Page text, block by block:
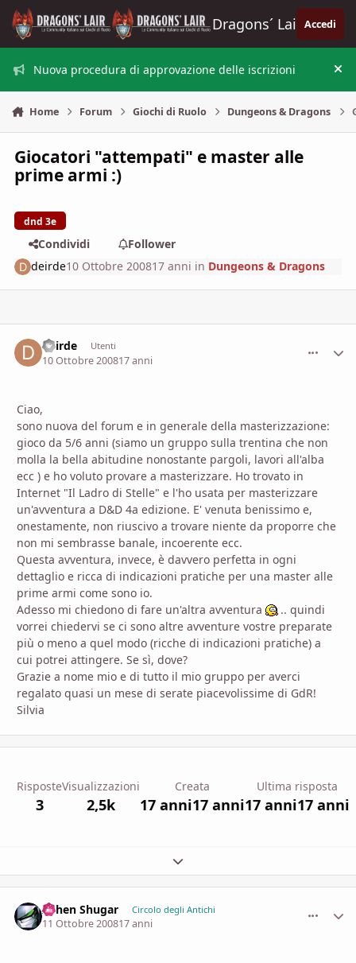
Vai al contenuto
Dragons´ Lair Accedi
Nuova procedura di approvazione delle iscrizioni
Home Forum Giochi di Ruolo Dungeons & Dragons
Giocatori "attempati" e master alle
prime armi :)
dnd 3e
Condividi
Follower
deirde10 Ottobre 200817 anni in Dungeons & Dragons
deirde Utenti
10 Ottobre 200817 anni
Ciao,
sono nuova del forum e in generale della masterizzazione:
gioco da 5/6 anni (siamo un gruppo sulla trentina che non
molla la bella abitudine nonostante pargoli, lavori all'alba
ecc ) e ho voluto provare a masterizzare. Ho trovato in
Internet "Il Ladro di Stelle" e l'ho usata per masterizzare
un'avventura a D&D 4a edizione. E' venuta benissimo e,
onestamente, non riuscivo a trovare niente da proporre che
non mi sembrasse banale, incoerente ecc.
Questa avventura, invece, è davvero perfetta in ogni
dettaglio e ricca di indicazioni pratiche per una master alle
prime armi come sono io.
Adesso mi chiedono di fare un'altra avventura
.. quindi
vorrei chiedervi se ci sono altre avventure vostre preparate
più o meno a quel modo (ricche di indicazioni pratiche) a
cui potrei attingere. Se sì, dove?
Grazie a nome mio e di tutto il mio gruppo per averci
regalato quasi un mese di serate piacevolissime di GdR!
Silvia
Risposte
3
Visualizzazioni
2,5k
Creata
17 anni17 anni
Ultima risposta
17 anni17 anni
Espandi panoramica del topic
Ashen Shugar Circolo degli Antichi
11 Ottobre 200817 anni